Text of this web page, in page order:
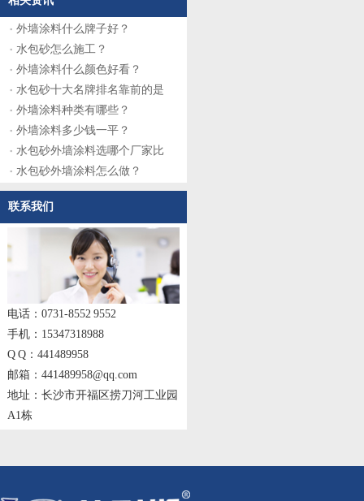
外墙涂料什么牌子好？
水包砂怎么施工？
外墙涂料什么颜色好看？
水包砂十大名牌排名靠前的是
外墙涂料种类有哪些？
外墙涂料多少钱一平？
水包砂外墙涂料选哪个厂家比
水包砂外墙涂料怎么做？
联系我们
电话：0731-8552 9552
手机：15347318988
Q Q：441489958
邮箱：441489958@qq.com
地址：长沙市开福区捞刀河工业园
A1栋